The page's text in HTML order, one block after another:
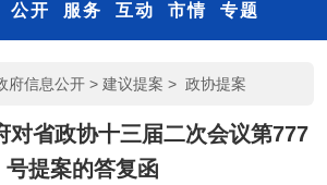
公开 服务 互动 市情 专题
府信息公开 > 建议提案 > 政协提案
对省政协十三届二次会议第777
号提案的答复函